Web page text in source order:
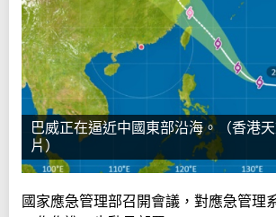
巴威正在逼近中國東部沿海。（香港
片）
國家應急管理部召開會議，對應急管理